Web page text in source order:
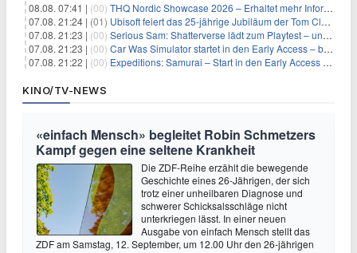
08.08. 07:41 | (00) THQ Nordic Showcase 2026 – Erhaltet mehr Informationen
07.08. 21:24 | (01) Ubisoft feiert das 25-jährige Jubiläum der Tom Clancy’s Ghost Recon-Reihe
07.08. 21:23 | (00) Serious Sam: Shatterverse lädt zum Playtest – und erscheint schon bald!
07.08. 21:23 | (00) Car Was Simulator startet in den Early Access – bald gehts los!
07.08. 21:22 | (00) Expeditions: Samurai – Start in den Early Access ab heute im feudalen Japan
KINO/TV-NEWS
«einfach Mensch» begleitet Robin Schmetzers
Kampf gegen eine seltene Krankheit
Die ZDF-Reihe erzählt die bewegende
Geschichte eines 26-Jährigen, der sich
trotz einer unheilbaren Diagnose und
schwerer Schicksalsschläge nicht
unterkriegen lässt. In einer neuen
Ausgabe von einfach Mensch stellt das
ZDF am Samstag, 12. September, um 12.00 Uhr den 26-jährigen